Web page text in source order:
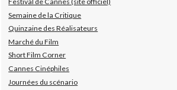
Semaine de la Critique
Quinzaine des Réalisateurs
Marché du Film
Short Film Corner
Cannes Cinéphiles
Journées du scénario